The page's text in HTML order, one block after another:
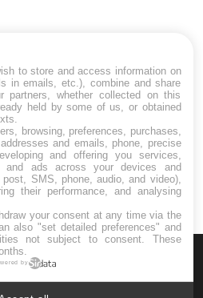
Charcot (Sclérose latérale
to store and access information on
in emails, etc.), combine and share
partners, whether collected on this
held by some of us, or obtained
browsing, preferences, purchases,
and emails, phone, precise
and offering you services,
and ads across your devices and
SMS, phone, audio, and video),
their performance, and analysing
your consent at any time via the
also "set detailed preferences" and
not subject to consent. These
by